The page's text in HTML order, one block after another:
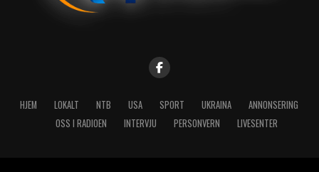
HJEM LOKALT NTB USA SPORT UKRAINA
ANNONSERING
OSS I RADIOEN
INTERVJU PERSONVERN LIVESENTER